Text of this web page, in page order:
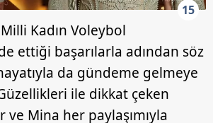
15
Kadın Voleybol
ettiği başarılarla adından söz
da gündeme gelmeye
ile dikkat çeken
Mina her paylaşımıyla